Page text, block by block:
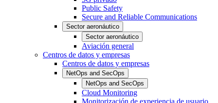
Public Safety
Secure and Reliable Communications
Sector aeronáutico
Sector aeronáutico
Aviación general
Centros de datos y empresas
Centros de datos y empresas
NetOps and SecOps
NetOps and SecOps
Cloud Monitoring